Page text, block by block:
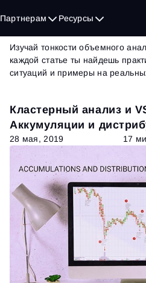
Партнерам Ресурсы
Блог| страница
Изучай тонкости объемного
каждой статье ты найдешь
ситуаций и примеры на
Кластерный анализ и
Аккумуляции и
28 мая, 2019 17